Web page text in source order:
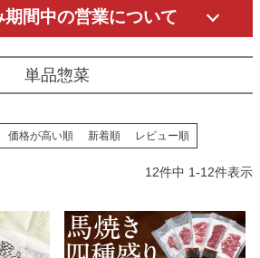
期間中の営業について
単品惣菜
価格が高い順 新着順 レビュー順
12件中 1-12件表示